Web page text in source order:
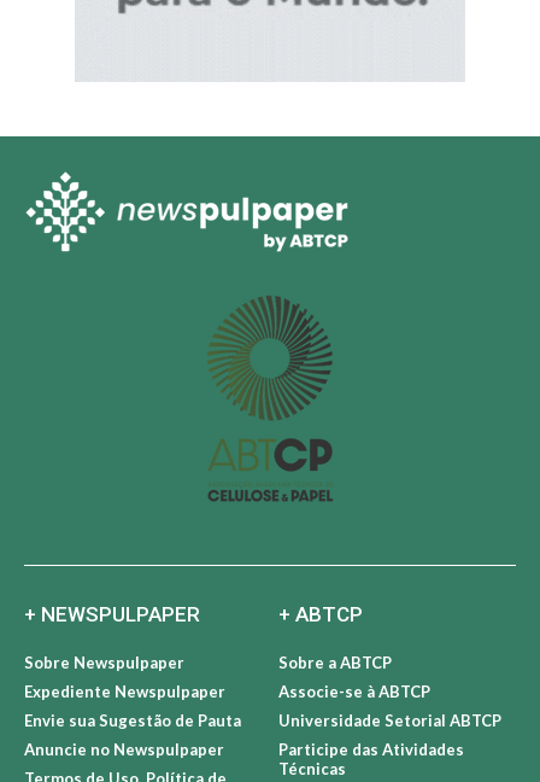
+ NEWSPULPAPER
Sobre Newspulpaper
Expediente Newspulpaper
Envie sua Sugestão de Pauta
Anuncie no Newspulpaper
Termos de Uso, Política de
+ ABTCP
Sobre a ABTCP
Associe-se à ABTCP
Universidade Setorial ABTCP
Participe das Atividades
Técnicas